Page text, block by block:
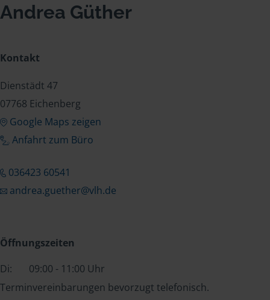
Andrea Güther
Kontakt
Dienstädt 47
07768 Eichenberg
Google Maps zeigen
Anfahrt zum Büro
036423 60541
andrea.guether@vlh.de
Öffnungszeiten
Di:
09:00 - 11:00 Uhr
Terminvereinbarungen bevorzugt telefonisch.